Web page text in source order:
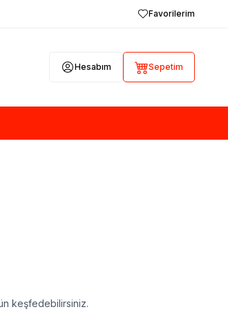
Favorilerim
Hesabım Sepetim
keşfedebilirsiniz.